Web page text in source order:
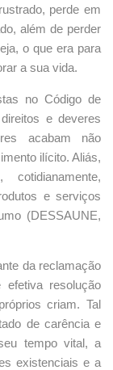
perde em
além de perder
o que era para
a sua vida.
no Código de
e deveres
acabam não
ilícito. Aliás,
e serviços
(DESSAUNE,
da reclamação
resolução
criam. Tal
de carência e
tempo vital, a
existenciais e a